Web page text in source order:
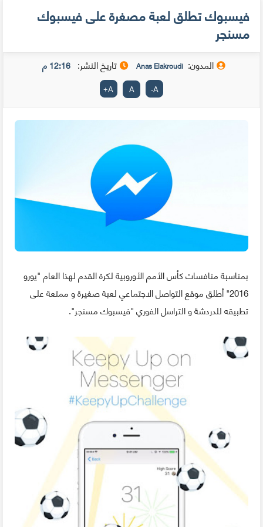
فيسبوك تطلق لعبة مصغرة على فيسبوك
مسنجر
المدون: Anas Elakroudi تاريخ النشر: 12:16 م
A
-
A
A
+
بمناسبة منافسات كأس الأمم الأوروبية لكرة القدم لهذا العام "يورو
2016" أطلق موقع التواصل الاجتماعي لعبة صغيرة و ممتعة على
تطبيقه للدردشة و التراسل الفوري "فيسبوك مسنجر".